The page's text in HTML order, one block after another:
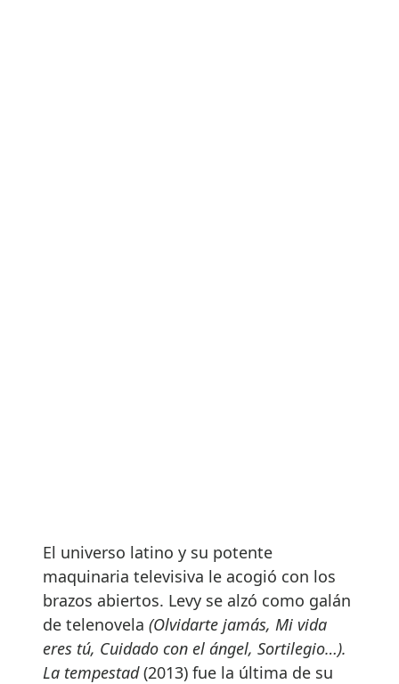
El universo latino y su potente
maquinaria televisiva le acogió con los
brazos abiertos. Levy se alzó como galán
de telenovela (Olvidarte jamás, Mi vida
eres tú, Cuidado con el ángel, Sortilegio…).
La tempestad(2013) fue la última de su